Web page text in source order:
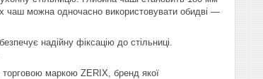
чаш можна одночасно використовувати обидві —
надійну фіксацію до стільниці.
торговою маркою ZERIX, бренд якої